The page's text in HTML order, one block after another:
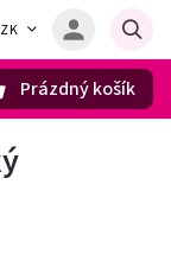
Prázdný košík